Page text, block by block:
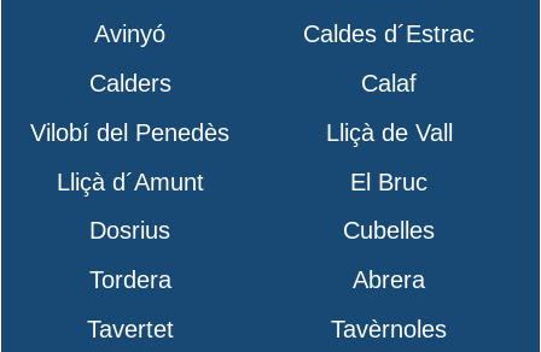
Avinyó
Caldes d´Estrac
Calders
Calaf
Vilobí del Penedès
Lliçà de Vall
Lliçà d´Amunt
El Bruc
Dosrius
Cubelles
Tordera
Abrera
Tavertet
Tavèrnoles